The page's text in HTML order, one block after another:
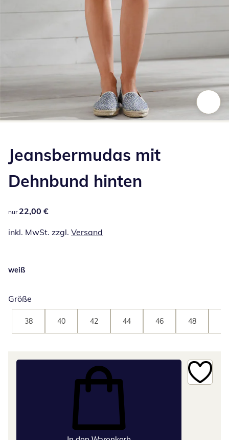
Jeansbermudas mit
Dehnbund hinten
22,00 €
nur 22,00 €
inkl. MwSt. zzgl. Versand
weiß
Größe
38 40 42 44 46 48